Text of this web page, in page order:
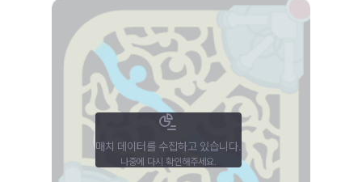
매치 데이터를 수집하고 있습니다.
나중에 다시 확인해주세요.